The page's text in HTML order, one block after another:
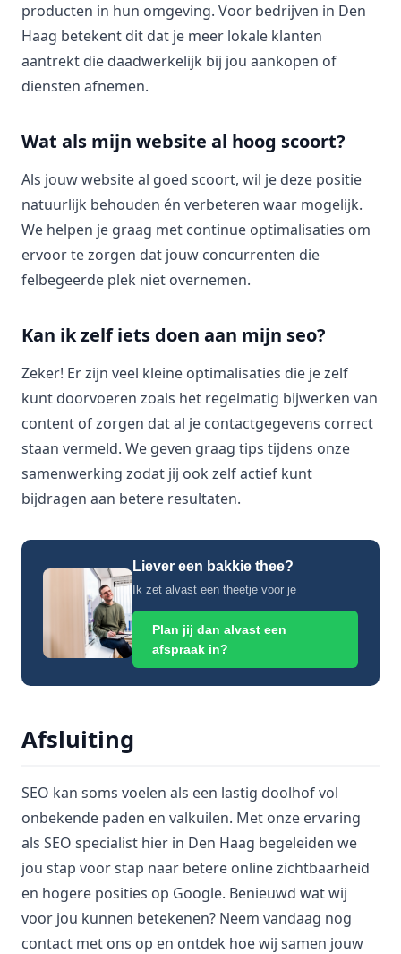
producten in hun omgeving. Voor bedrijven in Den
Haag betekent dit dat je meer lokale klanten
aantrekt die daadwerkelijk bij jou aankopen of
diensten afnemen.
Wat als mijn website al hoog scoort?
Als jouw website al goed scoort, wil je deze positie
natuurlijk behouden én verbeteren waar mogelijk.
We helpen je graag met continue optimalisaties om
ervoor te zorgen dat jouw concurrenten die
felbegeerde plek niet overnemen.
Kan ik zelf iets doen aan mijn seo?
Zeker! Er zijn veel kleine optimalisaties die je zelf
kunt doorvoeren zoals het regelmatig bijwerken van
content of zorgen dat al je contactgegevens correct
staan vermeld. We geven graag tips tijdens onze
samenwerking zodat jij ook zelf actief kunt
bijdragen aan betere resultaten.
Liever een bakkie thee?
Ik zet alvast een theetje voor je
Plan jij dan alvast een
afspraak in?
Afsluiting
SEO kan soms voelen als een lastig doolhof vol
onbekende paden en valkuilen. Met onze ervaring
als SEO specialist hier in Den Haag begeleiden we
jou stap voor stap naar betere online zichtbaarheid
en hogere posities op Google. Benieuwd wat wij
voor jou kunnen betekenen? Neem vandaag nog
contact met ons op en ontdek hoe wij samen jouw